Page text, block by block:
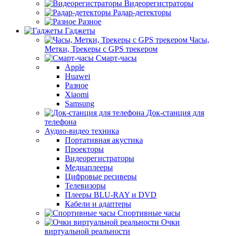
Видеорегистраторы
Радар-детекторы
Разное
Гаджеты
Часы,
Метки, Трекеры с GPS трекером
Смарт-часы
Apple
Huawei
Разное
Xiaomi
Samsung
Док-станция для
телефона
Аудио-видео техника
Портативная акустика
Проекторы
Видеорегистраторы
Медиаплееры
Цифровые ресиверы
Телевизоры
Плееры BLU-RAY и DVD
Кабели и адаптеры
Спортивные часы
Очки
виртуальной реальности